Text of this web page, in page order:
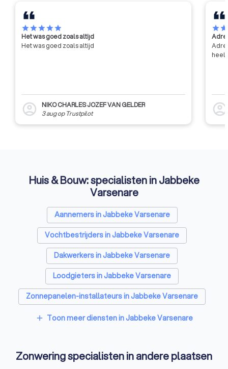
starstarstarstarstar
Het was goed zoals altijd
Het was goed zoals altijd
account_circle
NIKO CHARLES JOZEF VAN GELDER
3 augop Trustpilot
starstar
heel
account_circle
Huis & Bouw: specialisten in Jabbeke
Varsenare
Aannemers in Jabbeke Varsenare
Vochtbestrijders in Jabbeke Varsenare
Dakwerkers in Jabbeke Varsenare
Loodgieters in Jabbeke Varsenare
Zonnepanelen-installateurs in Jabbeke Varsenare
Vloerverwarming-installateurs in Jabbeke Varsenare
Ramen en deuren specialisten in Jabbeke Varsenare
add Toon meer diensten in Jabbeke Varsenare
Zonwering specialisten in andere plaatsen